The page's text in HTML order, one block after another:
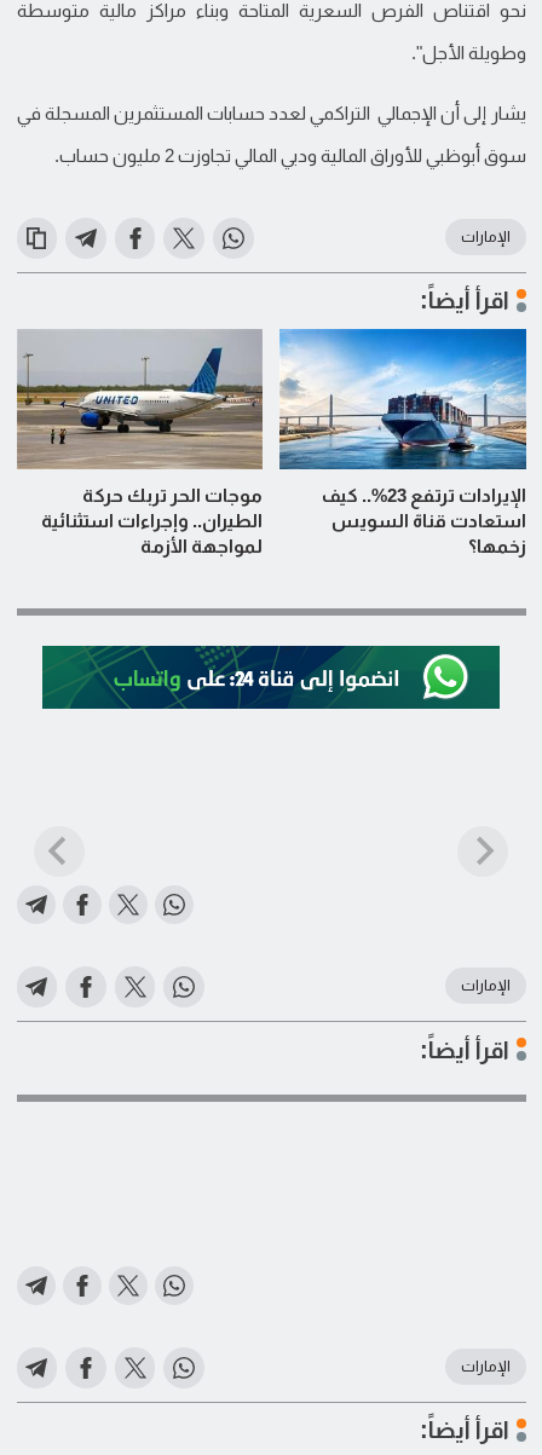
نحو اقتناص الفرص السعرية المتاحة وبناء مراكز مالية متوسطة
وطويلة الأجل".
يشار إلى أن الإجمالي التراكمي لعدد حسابات المستثمرين المسجلة في
سوق أبوظبي للأوراق المالية ودبي المالي تجاوزت 2 مليون حساب.
الإمارات
اقرأ أيضاً:
الإيرادات ترتفع 23%.. كيف
استعادت قناة السويس
زخمها؟
موجات الحر تربك حركة
الطيران.. وإجراءات استثنائية
لمواجهة الأزمة
الإمارات
اقرأ أيضاً:
الإمارات
اقرأ أيضاً: